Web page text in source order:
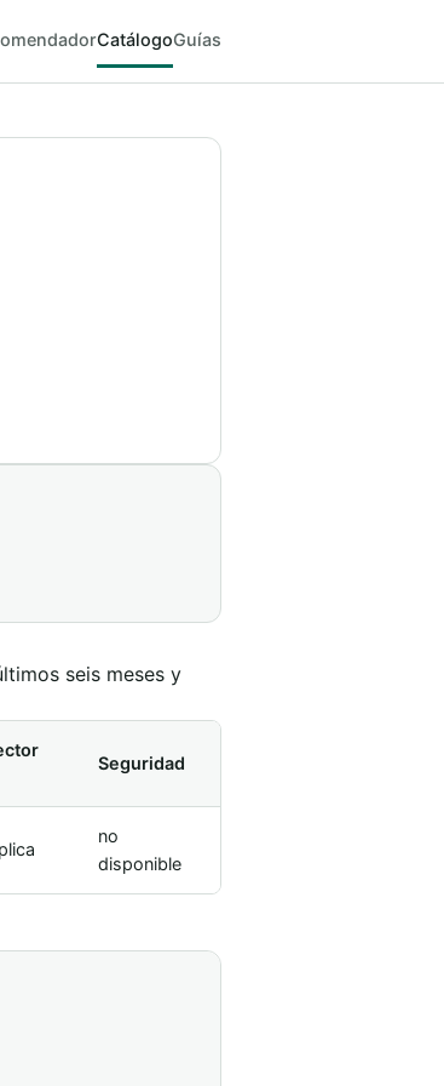
CatálogoGuías
seis meses y
Seguridad
no
disponible